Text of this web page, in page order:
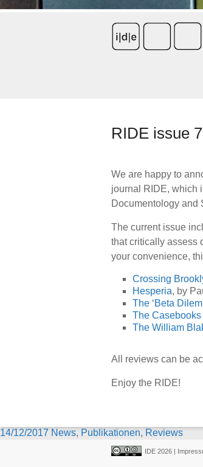
RIDE issue
We are happy to
journal RIDE, which
Documentology and
The current issue
that critically assess
your convenience,
Crossing
Hesperia, by
The ‘Beta
The
The William
All reviews can be
Enjoy the RIDE!
14/12/2017 News, Publikationen, Reviews
IDE 2026 |